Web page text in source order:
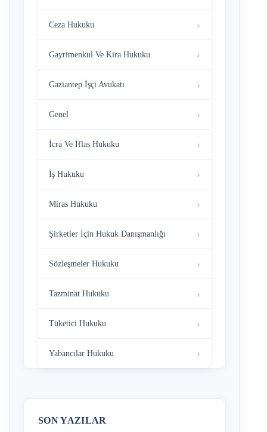
Ceza Hukuku
Gayrimenkul Ve Kira Hukuku
Gaziantep İşçi Avukatı
Genel
İcra Ve İflas Hukuku
İş Hukuku
Miras Hukuku
Şirketler İçin Hukuk Danışmanlığı
Sözleşmeler Hukuku
Tazminat Hukuku
Tüketici Hukuku
Yabancılar Hukuku
SON YAZILAR